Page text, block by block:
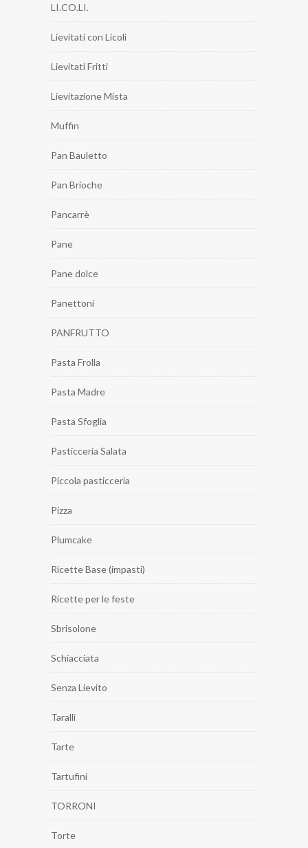
LI.CO.LI.
Lievitati con Licoli
Lievitati Fritti
Lievitazione Mista
Muffin
Pan Bauletto
Pan Brioche
Pancarrè
Pane
Pane dolce
Panettoni
PANFRUTTO
Pasta Frolla
Pasta Madre
Pasta Sfoglia
Pasticceria Salata
Piccola pasticceria
Pizza
Plumcake
Ricette Base (impasti)
Ricette per le feste
Sbrisolone
Schiacciata
Senza Lievito
Taralli
Tarte
Tartufini
TORRONI
Torte